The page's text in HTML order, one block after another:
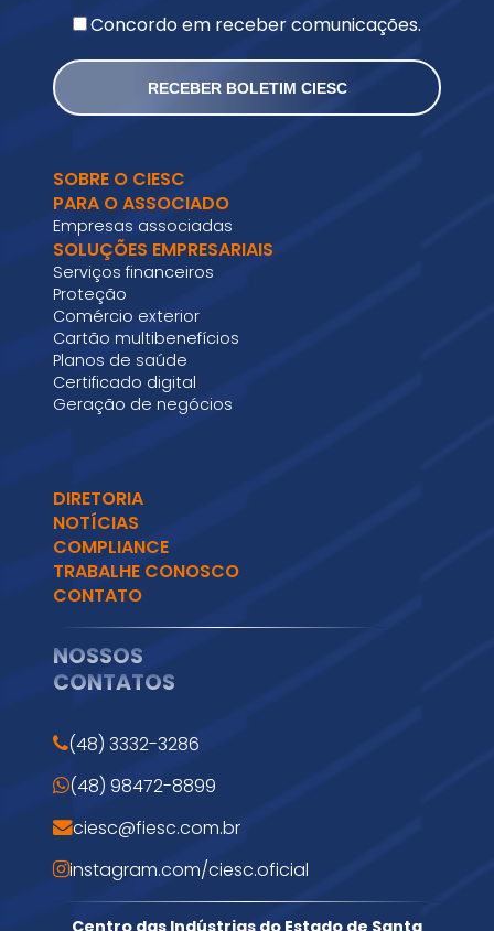
Concordo em receber comunicações.
SOBRE O CIESC
PARA O ASSOCIADO
Empresas associadas
SOLUÇÕES EMPRESARIAIS
Serviços financeiros
Proteção
Comércio exterior
Cartão multibenefícios
Planos de saúde
Certificado digital
Geração de negócios
DIRETORIA
NOTÍCIAS
COMPLIANCE
TRABALHE CONOSCO
CONTATO
NOSSOS
CONTATOS
(48) 3332-3286
(48) 98472-8899
ciesc@fiesc.com.br
instagram.com/ciesc.oficial